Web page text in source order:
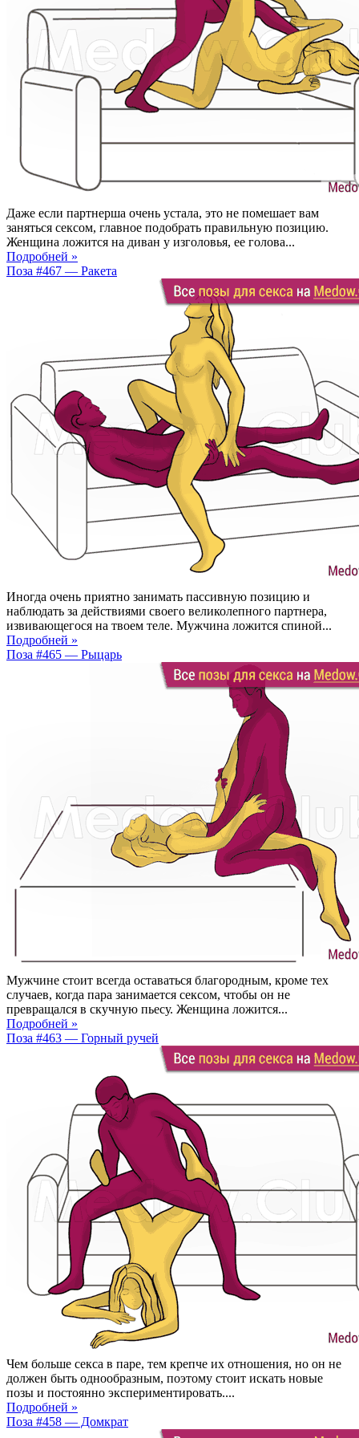
Даже если партнерша очень устала, это не помешает вам
заняться сексом, главное подобрать правильную позицию.
Женщина ложится на диван у изголовья, ее голова...
Подробней »
Поза #467 — Ракета
Иногда очень приятно занимать пассивную позицию и
наблюдать за действиями своего великолепного партнера,
извивающегося на твоем теле. Мужчина ложится спиной...
Подробней »
Поза #465 — Рыцарь
Мужчине стоит всегда оставаться благородным, кроме тех
случаев, когда пара занимается сексом, чтобы он не
превращался в скучную пьесу. Женщина ложится...
Подробней »
Поза #463 — Горный ручей
Чем больше секса в паре, тем крепче их отношения, но он не
должен быть однообразным, поэтому стоит искать новые
позы и постоянно экспериментировать....
Подробней »
Поза #458 — Домкрат